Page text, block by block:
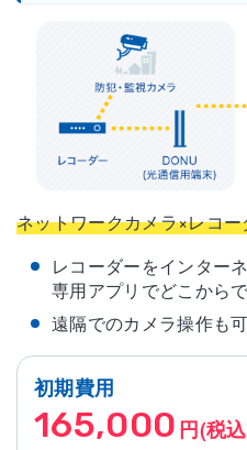
ネットワークカメラ×レコ
レコーダーをインター
専用アプリでどこから
遠隔でのカメラ操作も可
初期費用
165,000円(税